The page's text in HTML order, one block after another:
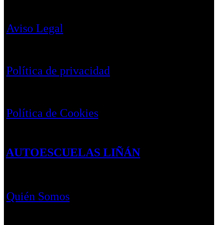
Aviso Legal
Política de privacidad
Política de Cookies
AUTOESCUELAS LIÑÁN
Quién Somos